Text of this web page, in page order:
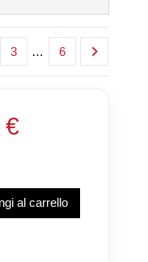
3 … 6
€
al carrello